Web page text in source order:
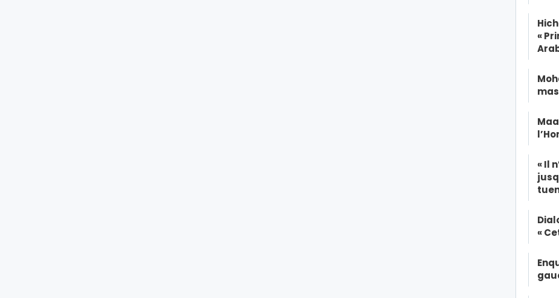
«
« Il
«